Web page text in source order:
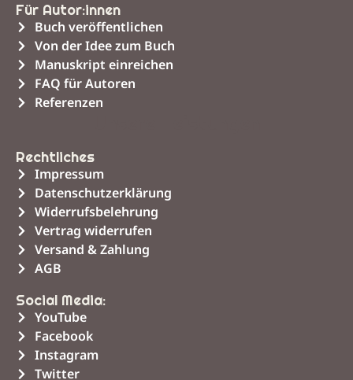
Für Autor:innen
Buch veröffentlichen
Von der Idee zum Buch
Manuskript einreichen
FAQ für Autoren
Referenzen
Rechtliches
Impressum
Datenschutzerklärung
Widerrufsbelehrung
Vertrag widerrufen
Versand & Zahlung
AGB
Social Media:
YouTube
Facebook
Instagram
Twitter